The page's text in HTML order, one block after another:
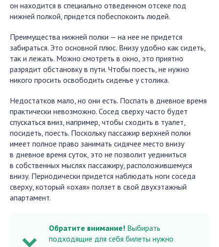
он находится в специально отведенном отсеке под
нижней полкой, придется побеспокоить людей.
Преимущества нижней полки — на нее не придется
забираться. Это основной плюс. Внизу удобно как сидеть,
так и лежать. Можно смотреть в окно, это приятно
разрядит обстановку в пути. Чтобы поесть, не нужно
никого просить освободить сиденье у столика.
Недостатков мало, но они есть. Поспать в дневное время
практически невозможно. Сосед сверху часто будет
спускаться вниз, например, чтобы сходить в туалет,
посидеть, поесть. Поскольку пассажир верхней полки
имеет полное право занимать сидячее место внизу
в дневное время суток, это не позволит уединиться
в собственных мыслях пассажиру, расположившемуся
внизу. Периодически придется наблюдать ноги соседа
сверху, который «охая» ползет в свой двухэтажный
апартамент.
Обратите внимание! Выбирать
подходящие для себя билеты нужно